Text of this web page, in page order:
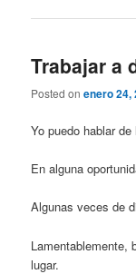
Trabajar a
Posted onenero 24,
Yo puedo hablar
En alguna
Algunas veces de
Lamentablemente,
lugar.